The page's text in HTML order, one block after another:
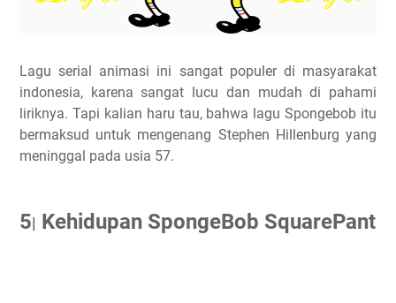
Lagu serial animasi ini sangat populer di masyarakat
indonesia, karena sangat lucu dan mudah di pahami
liriknya. Tapi kalian haru tau, bahwa lagu Spongebob itu
bermaksud untuk mengenang Stephen Hillenburg yang
meninggal pada usia 57.
5| Kehidupan SpongeBob SquarePant